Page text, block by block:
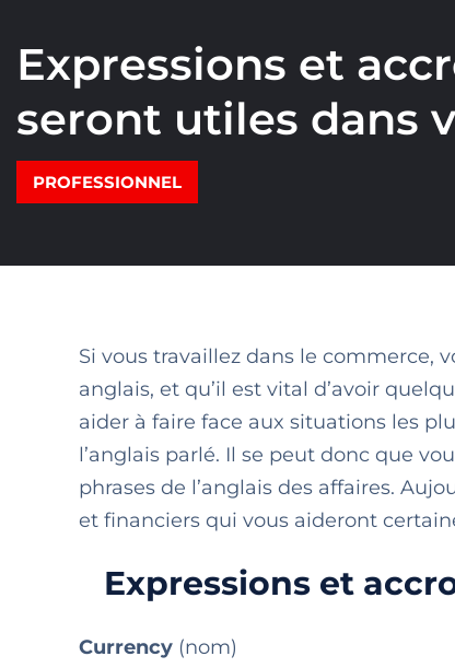
Expressions et
seront utiles dans
PROFESSIONNEL
Si vous travaillez dans le commerce,
anglais, et qu’il est vital d’avoir
aider à faire face aux situations les
l’anglais parlé. Il se peut donc que
phrases de l’anglais des affaires.
et financiers qui vous aideront
Expressions et
Currency (nom)